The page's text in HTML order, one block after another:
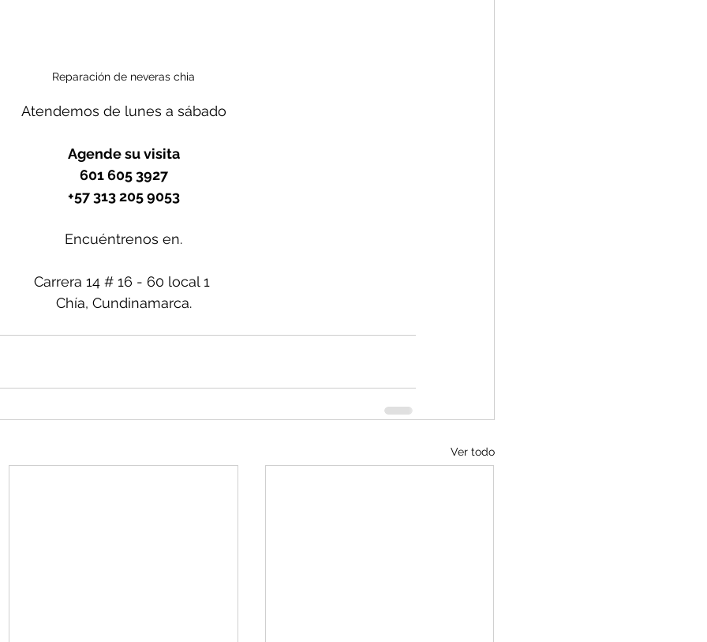
Reparación de neveras chia
Atendemos de lunes a sábado
Agende su visita
601 605 3927
+57 313 205 9053
Encuéntrenos en.
Carrera 14 # 16 - 60 local 1
Chía, Cundinamarca.
Ver todo